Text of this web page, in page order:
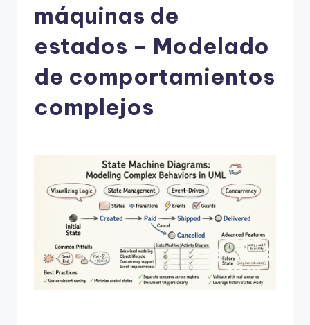
máquinas de
estados – Modelado
de comportamientos
complejos